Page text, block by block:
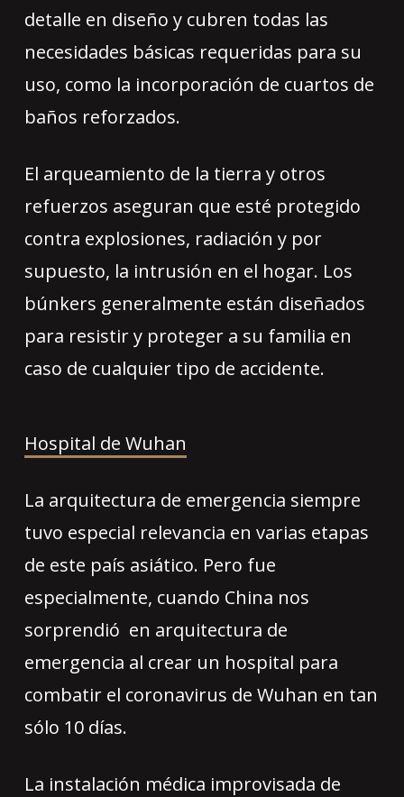
detalle en diseño y cubren todas las
necesidades básicas requeridas para su
uso, como la incorporación de cuartos de
baños reforzados.
El arqueamiento de la tierra y otros
refuerzos aseguran que esté protegido
contra explosiones, radiación y por
supuesto, la intrusión en el hogar. Los
búnkers generalmente están diseñados
para resistir y proteger a su familia en
caso de cualquier tipo de accidente.
Hospital de Wuhan
La arquitectura de emergencia siempre
tuvo especial relevancia en varias etapas
de este país asiático. Pero fue
especialmente, cuando China nos
sorprendió en arquitectura de
emergencia al crear un hospital para
combatir el coronavirus de Wuhan en tan
sólo 10 días.
La instalación médica improvisada de